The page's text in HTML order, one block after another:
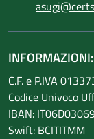
INFORMAZIONI:
C.F. e P.IVA
Codice Univoco
IBAN:
Swift: BCITITMM